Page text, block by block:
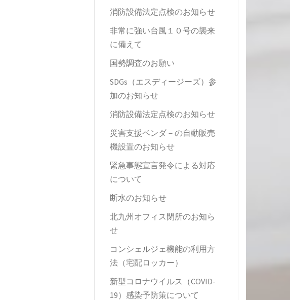
消防設備法定点検のお知らせ
非常に強い台風１０号の襲来
に備えて
国勢調査のお願い
SDGs（エスディージーズ）参
加のお知らせ
消防設備法定点検のお知らせ
災害支援ベンダ－の自動販売
機設置のお知らせ
緊急事態宣言発令による対応
について
断水のお知らせ
北九州オフィス閉所のお知ら
せ
コンシェルジェ機能の利用方
法（宅配ロッカー）
新型コロナウイルス（COVID-
19）感染予防策について